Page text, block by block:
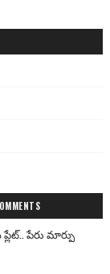
పేరు మార్పు